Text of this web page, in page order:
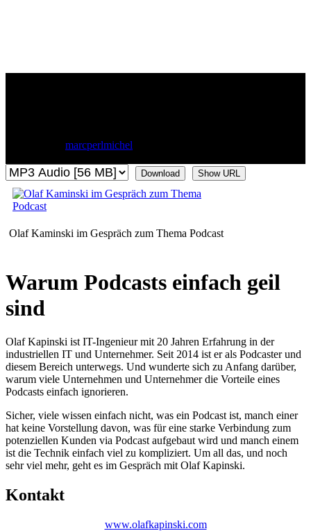
marcperlmichel
Download Show URL
Olaf Kaminski im Gespräch zum Thema Podcast
Warum Podcasts einfach geil
sind
Olaf Kapinski ist IT-Ingenieur mit 20 Jahren Erfahrung in der
industriellen IT und Unternehmer. Seit 2014 ist er als Podcaster und
diesem Bereich unterwegs. Und wunderte sich zu Anfang darüber,
warum viele Unternehmen und Unternehmer die Vorteile eines
Podcasts einfach ignorieren.
Sicher, viele wissen einfach nicht, was ein Podcast ist, manch einer
hat keine Vorstellung davon, was für eine starke Verbindung zum
potenziellen Kunden via Podcast aufgebaut wird und manch einem
ist die Technik einfach viel zu kompliziert. Um all das, und noch
sehr viel mehr, geht es im Gespräch mit Olaf Kapinski.
Kontakt
www.olafkapinski.com